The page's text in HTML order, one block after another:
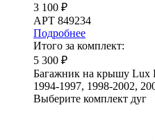
3 100 ₽
АРТ 849234
Подробнее
Итого за комплект:
5 300 ₽
Багажник на крышу Lux
1994-1997, 1998-2002,
Выберите комплект дуг